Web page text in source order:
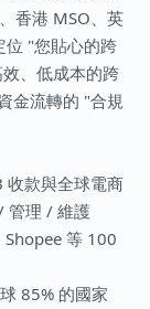
香港 MSO、英
位 "您貼心的跨
、低成本的跨
金流轉的 "合規
收款與全球電商
管理 / 維護
Shopee 等 100
85% 的國家